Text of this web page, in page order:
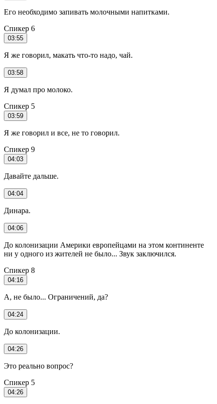
Его необходимо запивать молочными напитками.
Спикер 6
03:55
Я же говорил, макать что-то надо, чай.
03:58
Я думал про молоко.
Спикер 5
03:59
Я же говорил и все, не то говорил.
Спикер 9
04:03
Давайте дальше.
04:04
Динара.
04:06
До колонизации Америки европейцами на этом континенте
ни у одного из жителей не было... Звук заключился.
Спикер 8
04:16
А, не было... Ограничений, да?
04:24
До колонизации.
04:26
Это реально вопрос?
Спикер 5
04:26